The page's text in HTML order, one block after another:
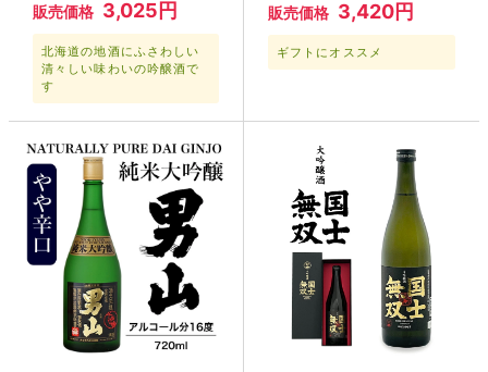
販売価格 3,025円
北海道の地酒にふさわしい
清々しい味わいの吟醸酒で
す
販売価格 3,420円
ギフトにオススメ